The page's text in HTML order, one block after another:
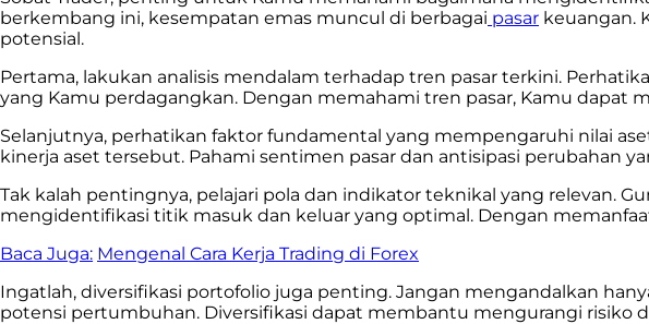
berkembang ini, kesempatan emas muncul di berbagai pasar keuangan.
potensial.
Pertama, lakukan analisis mendalam terhadap tren pasar terkini.
yang Kamu perdagangkan. Dengan memahami tren pasar, Kamu
Selanjutnya, perhatikan faktor fundamental yang mempengaruhi nilai
kinerja aset tersebut. Pahami sentimen pasar dan antisipasi perubahan
Tak kalah pentingnya, pelajari pola dan indikator teknikal yang relevan.
mengidentifikasi titik masuk dan keluar yang optimal. Dengan
Baca Juga: Mengenal Cara Kerja Trading di Forex
Ingatlah, diversifikasi portofolio juga penting. Jangan mengandalkan
potensi pertumbuhan. Diversifikasi dapat membantu mengurangi risiko